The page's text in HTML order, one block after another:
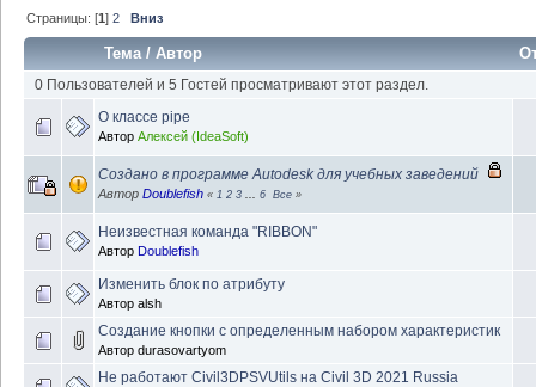
Страницы: [1]2 Вниз
Тема/Автор
0 Пользователей и 5 Гостей просматривают этот раздел.
О классе pipe
Автор Алексей (IdeaSoft)
Создано в программе Autodesk для учебных заведений
Автор Doublefish « 1 2 3 6 Все »
Неизвестная команда "RIBBON"
Автор Doublefish
Изменить блок по атрибуту
Автор alsh
Создание кнопки с определенным набором характеристик
Автор durasovartyom
Не работают Civil3DPSVUtils на Civil 3D 2021 Russia